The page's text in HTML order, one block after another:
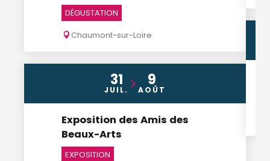
DÉGUSTATION
Chaumont-sur-Loire
31
JUIL.
9
AOÛT
Exposition des Amis des
Beaux-Arts
EXPOSITION